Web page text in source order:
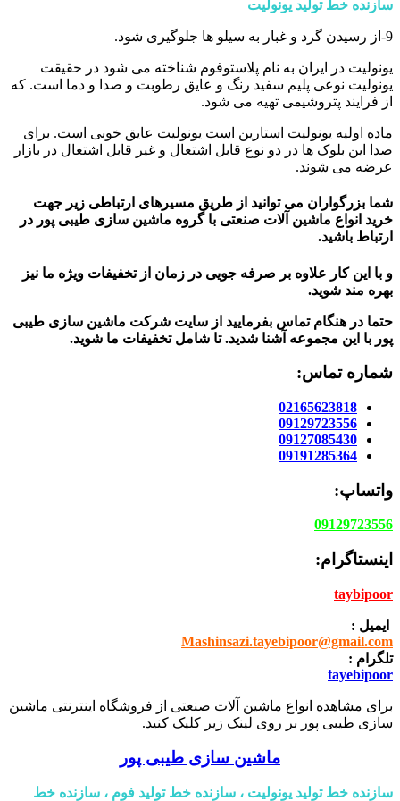
سازنده خط تولید یونولیت
9-از رسیدن گرد و غبار به سیلو ها جلوگیری شود.
یونولیت در ایران به نام پلاستوفوم شناخته می شود در حقیقت
یونولیت نوعی پلیم سفید رنگ و عایق رطوبت و صدا و دما است. که
از فرایند پتروشیمی تهیه می شود.
ماده اولیه یونولیت استارین است یونولیت عایق خوبی است. برای
صدا این بلوک ها در دو نوع قابل اشتعال و غیر قابل اشتعال در بازار
عرضه می شوند.
شما بزرگواران می توانید از طریق مسیرهای ارتباطی زیر جهت
خرید انواع ماشین آلات صنعتی با گروه ماشین سازی طیبی پور در
ارتباط باشید.
و با این کار علاوه بر صرفه جویی در زمان از تخفیفات ویژه ما نیز
بهره مند شوید.
حتما در هنگام تماس بفرمایید از سایت شرکت ماشین سازی طیبی
پور با این مجموعه آشنا شدید. تا شامل تخفیفات ما شوید.
شماره تماس:
02165623818
09129723556
09127085430
09191285364
واتساپ:
09129723556
اینستاگرام:
taybipoor
ایمیل :
Mashinsazi.tayebipoor@gmail.com
تلگرام :
tayebipoor
برای مشاهده انواع ماشین آلات صنعتی از فروشگاه اینترنتی ماشین
سازی طیبی پور بر روی لینک زیر کلیک کنید.
ماشین سازی طیبی پور
سازنده خط تولید یونولیت ، سازنده خط تولید فوم ، سازنده خط